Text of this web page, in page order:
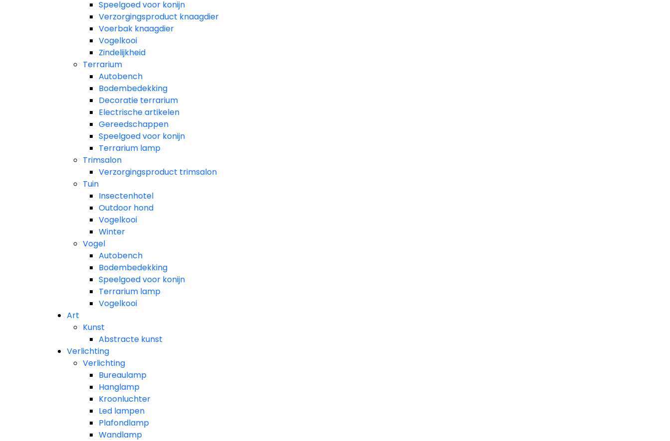
Speelgoed voor konijn​
Verzorgingsproduct knaagdier
Voerbak knaagdier
Vogelkooi
Zindelijkheid
Terrarium
Autobench
Bodembedekking
Decoratie terrarium
Electrische artikelen
Gereedschappen
Speelgoed voor konijn
Terrarium lamp
Trimsalon
Verzorgingsproduct trimsalon
Tuin
Insectenhotel
Outdoor hond
Vogelkooi
Winter
Vogel
Autobench
Bodembedekking
Speelgoed voor konijn
Terrarium lamp
Vogelkooi
Art
Kunst
Abstracte kunst
Verlichting
Verlichting
Bureaulamp
Hanglamp
Kroonluchter
Led lampen
Plafondlamp
Wandlamp